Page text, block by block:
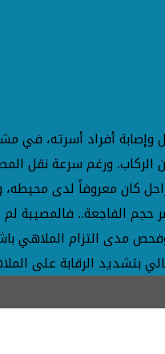
أفراد أسرته،
ورغم سرعة نقل
كان معروفاً لدى
حجم الفاجعة..
التزام الملاهي